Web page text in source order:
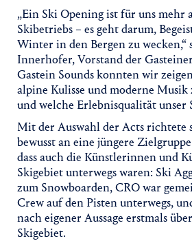
„Ein Ski Opening ist für uns mehr
Skibetriebs – es geht darum,
Winter in den Bergen zu wecken,“
Innerhofer, Vorstand der
Gastein Sounds konnten wir
alpine Kulisse und moderne Musik
und welche Erlebnisqualität unser
Mit der Auswahl der Acts richtete
bewusst an eine jüngere
dass auch die Künstlerinnen und
Skigebiet unterwegs waren: Ski
zum Snowboarden, CRO war
Crew auf den Pisten unterwegs,
nach eigener Aussage erstmals
Skigebiet.